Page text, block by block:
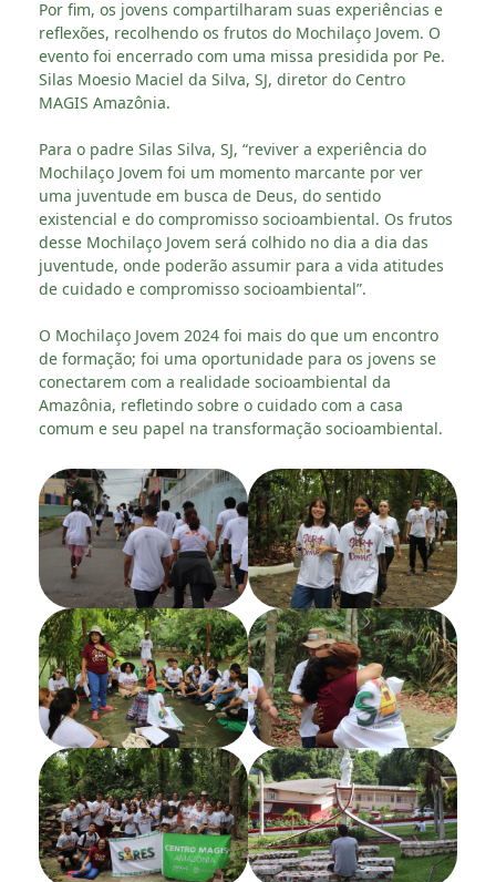
Por fim, os jovens compartilharam suas experiências e
reflexões, recolhendo os frutos do Mochilaço Jovem. O
evento foi encerrado com uma missa presidida por Pe.
Silas Moesio Maciel da Silva, SJ, diretor do Centro
MAGIS Amazônia.
Para o padre Silas Silva, SJ, “reviver a experiência do
Mochilaço Jovem foi um momento marcante por ver
uma juventude em busca de Deus, do sentido
existencial e do compromisso socioambiental. Os frutos
desse Mochilaço Jovem será colhido no dia a dia das
juventude, onde poderão assumir para a vida atitudes
de cuidado e compromisso socioambiental”.
O Mochilaço Jovem 2024 foi mais do que um encontro
de formação; foi uma oportunidade para os jovens se
conectarem com a realidade socioambiental da
Amazônia, refletindo sobre o cuidado com a casa
comum e seu papel na transformação socioambiental.